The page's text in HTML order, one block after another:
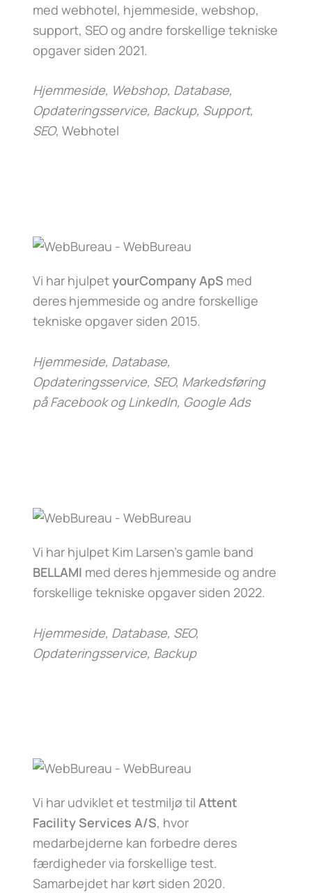
med webhotel, hjemmeside, webshop,
support, SEO og andre forskellige tekniske
opgaver siden 2021.
Hjemmeside, Webshop, Database,
Opdateringsservice, Backup, Support,
SEO, Webhotel
Vi har hjulpetyourCompany ApS med
deres hjemmeside og andre forskellige
tekniske opgaver siden 2015.
Hjemmeside, Database,
Opdateringsservice, SEO, Markedsføring
på Facebook og LinkedIn, Google Ads
Vi har hjulpet Kim Larsen’s gamle band
BELLAMI med deres hjemmeside og andre
forskellige tekniske opgaver siden 2022.
Hjemmeside, Database, SEO,
Opdateringsservice, Backup
Vi har udviklet et testmiljø til Attent
Facility Services A/S, hvor
medarbejderne kan forbedre deres
færdigheder via forskellige test.
Samarbejdet har kørt siden 2020.